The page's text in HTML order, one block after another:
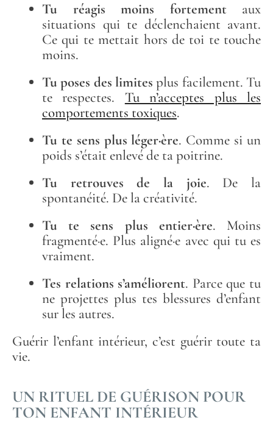
Tu réagis moins fortementaux
situations qui te déclenchaient avant.
Ce qui te mettait hors de toi te touche
moins.
Tu poses des limites plus facilement. Tu
te respectes. Tu n’acceptes plus les
comportements toxiques.
Tu te sens plus léger·ère. Comme si un
poids s’était enlevé de ta poitrine.
Tu retrouves de la joie. De la
spontanéité. De la créativité.
Tu te sens plus entier·ère. Moins
fragmenté·e. Plus aligné·e avec qui tu es
vraiment.
Tes relations s’améliorent. Parce que tu
ne projettes plus tes blessures d’enfant
sur les autres.
Guérir l’enfant intérieur, c’est guérir toute ta
vie.
UN RITUEL DE GUÉRISON POUR
TON ENFANT INTÉRIEUR